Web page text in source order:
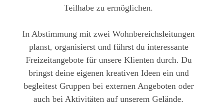
Teilhabe zu ermöglichen.
In Abstimmung mit zwei Wohnbereichsleitungen
planst, organisierst und führst du interessante
Freizeitangebote für unsere Klienten durch. Du
bringst deine eigenen kreativen Ideen ein und
begleitest Gruppen bei externen Angeboten oder
auch bei Aktivitäten auf unserem Gelände.